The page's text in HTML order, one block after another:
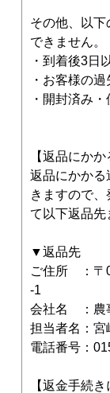
その他、以
できません。
・到着後3日
・お客様の
・開封済み
【返品にか
返品にかかる
きますので
て以下返品先
▼返品先
ご住所 ：〒
-1
会社名 ：農
担当者名：
電話番号：
【返金手続き